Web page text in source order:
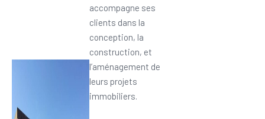
accompagne ses
clients dans la
conception, la
construction, et
l’aménagement de
leurs projets
immobiliers.